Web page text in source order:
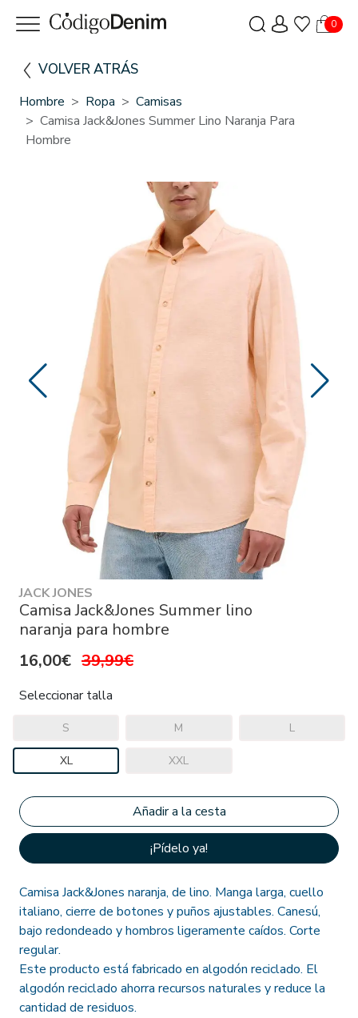
0
VOLVER ATRÁS
Hombre Ropa
Camisas
Camisa Jack&Jones Summer Lino Naranja Para
Hombre
JACK JONES
Camisa Jack&Jones Summer lino
naranja para hombre
16,00€ 39,99€
Seleccionar talla
S M L
XL XXL
¡Pídelo ya!
Camisa Jack&Jones naranja, de lino. Manga larga, cuello
italiano, cierre de botones y puños ajustables. Canesú,
bajo redondeado y hombros ligeramente caídos. Corte
regular.
Este producto está fabricado en algodón reciclado. El
algodón reciclado ahorra recursos naturales y reduce la
cantidad de residuos.